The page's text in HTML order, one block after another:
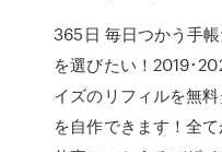
365日 毎日つかう手
を選びたい！2019･
イズのリフィルを無
を自作できます！全